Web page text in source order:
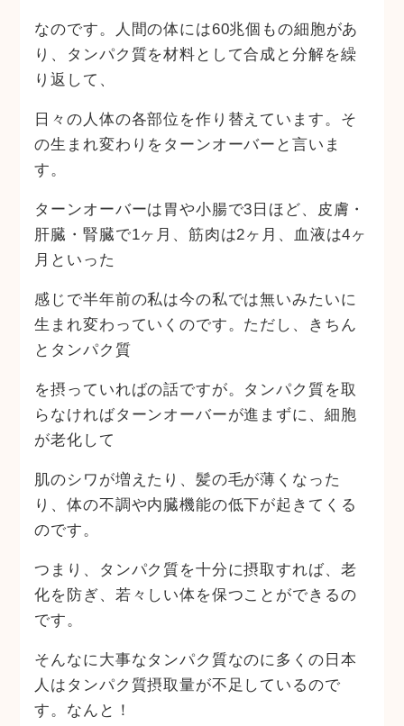
なのです。人間の体には60兆個もの細胞があ
り、タンパク質を材料として合成と分解を繰
り返して、
日々の人体の各部位を作り替えています。そ
の生まれ変わりをターンオーバーと言いま
す。
ターンオーバーは胃や小腸で3日ほど、皮膚・
肝臓・腎臓で1ヶ月、筋肉は2ヶ月、血液は4ヶ
月といった
感じで半年前の私は今の私では無いみたいに
生まれ変わっていくのです。ただし、きちん
とタンパク質
を摂っていればの話ですが。タンパク質を取
らなければターンオーバーが進まずに、細胞
が老化して
肌のシワが増えたり、髪の毛が薄くなった
り、体の不調や内臓機能の低下が起きてくる
のです。
つまり、タンパク質を十分に摂取すれば、老
化を防ぎ、若々しい体を保つことができるの
です。
そんなに大事なタンパク質なのに多くの日本
人はタンパク質摂取量が不足しているので
す。なんと！